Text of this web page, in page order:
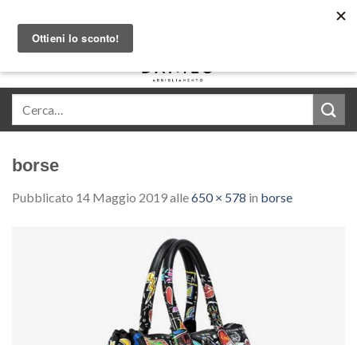
content
borse
Pubblicato 14 Maggio 2019alle650 × 578 in borse